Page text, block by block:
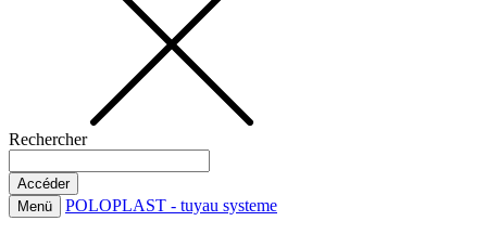
Rechercher
Menü POLOPLAST - tuyau systeme